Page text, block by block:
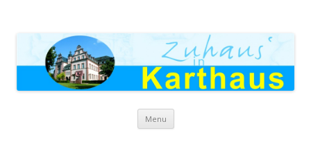
Menu Skip to content